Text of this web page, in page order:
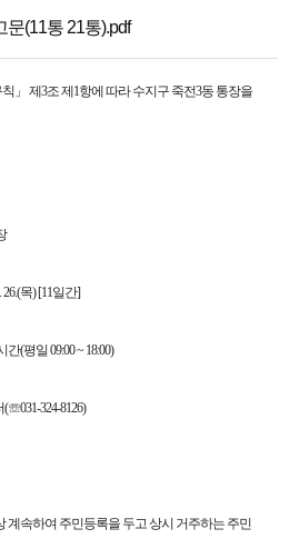
(11통 21통).pdf
칙」 제3조 제1항에 따라 수지구 죽전3동 통장을
26.(목) [11일간]
(평일 09:00 ~ 18:00)
324-8126)
계속하여 주민등록을 두고 상시 거주하는 주민